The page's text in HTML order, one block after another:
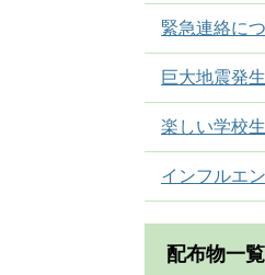
緊急連絡に
巨大地震発
楽しい学校
インフルエ
配布物一覧